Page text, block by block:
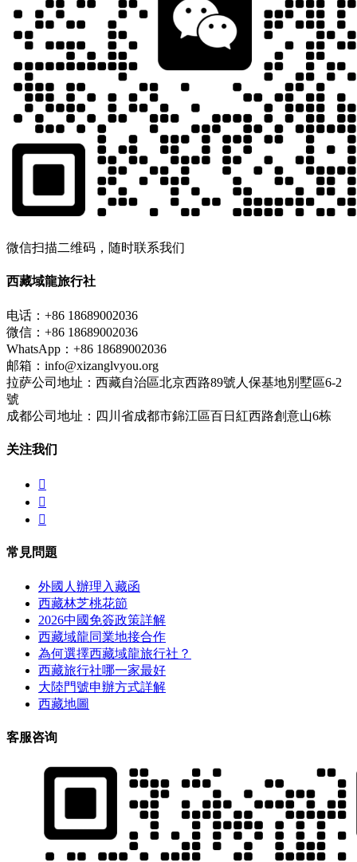
微信扫描二维码，随时联系我们
西藏域龍旅行社
电话：+86 18689002036
微信：+86 18689002036
WhatsApp：+86 18689002036
邮箱：info@xizanglvyou.org
拉萨公司地址：西藏自治區北京西路89號人保基地別墅區6-2
號
成都公司地址：四川省成都市錦江區百日紅西路創意山6栋
关注我们



常見問題
外國人辦理入藏函
西藏林芝桃花節
2026中國免簽政策詳解
西藏域龍同業地接合作
為何選擇西藏域龍旅行社？
西藏旅行社哪一家最好
大陸門號申辦方式詳解
西藏地圖
客服咨询